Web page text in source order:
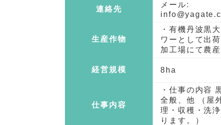
連絡先
メール:
生産作物
・有機丹波黒
ワーとして出
加工場にて農
経営規模 8ha
仕事内容
・仕事の内容
全般、他 （屋
理・収穫・洗
ります。）